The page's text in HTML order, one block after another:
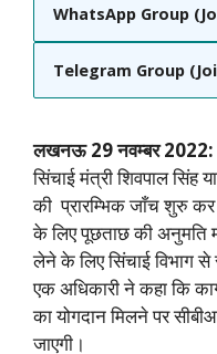
WhatsApp Group
Telegram Group
लखनऊ 29 नवम्बर 2022:
सिंचाई मंत्री शिवपाल सिंह
की प्रारम्भिक जाँच शुरु
के लिए पूछताछ की अनुमति
लेने के लिए सिंचाई विभाग
एक अधिकारी ने कहा कि
का योगदान मिलने पर
जाएगी।